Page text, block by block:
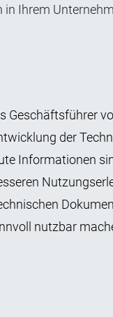
Ihrem
Geschäftsführer
der
Informationen
nutzbar